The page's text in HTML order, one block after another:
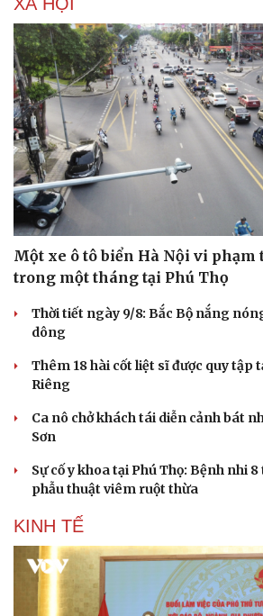
Cải chính
Một xe ô tô biển Hà Nội vi phạm
trong một tháng tại Phú Thọ
Thời tiết ngày 9/8: Bắc Bộ nắng
dông
Thêm 18 hài cốt liệt sĩ được quy tập
Riêng
Ca nô chở khách tái diễn cảnh bát
Sơn
Sự cố y khoa tại Phú Thọ: Bệnh nhi
phẫu thuật viêm ruột thừa
KINH TẾ